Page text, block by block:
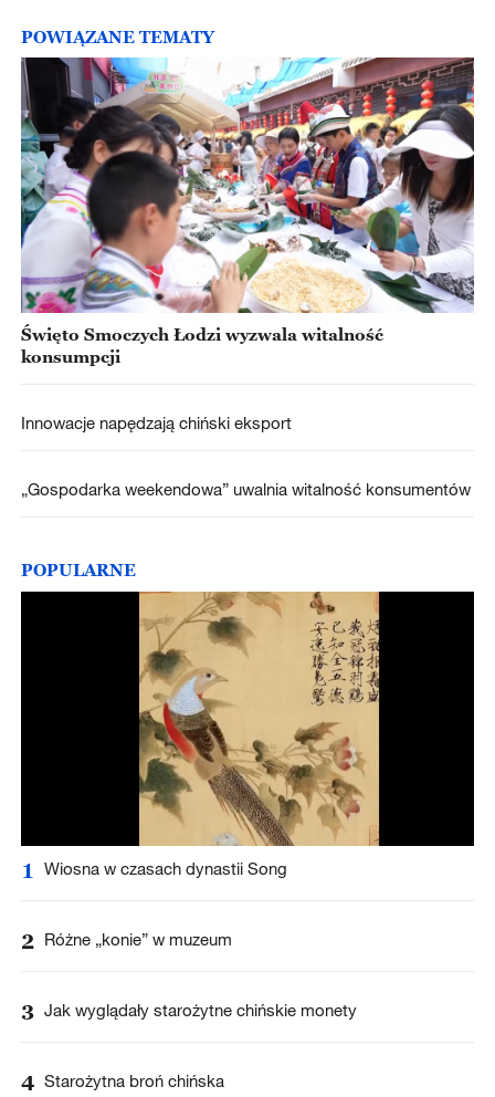
POWIĄZANE TEMATY
Święto Smoczych Łodzi wyzwala witalność
konsumpcji
Innowacje napędzają chiński eksport
„Gospodarka weekendowa” uwalnia witalność konsumentów
POPULARNE
1 Wiosna w czasach dynastii Song
2 Różne „konie” w muzeum
3 Jak wyglądały starożytne chińskie monety
4 Starożytna broń chińska